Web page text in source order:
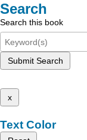
Search
Search this book
Submit Search
x
Text Color